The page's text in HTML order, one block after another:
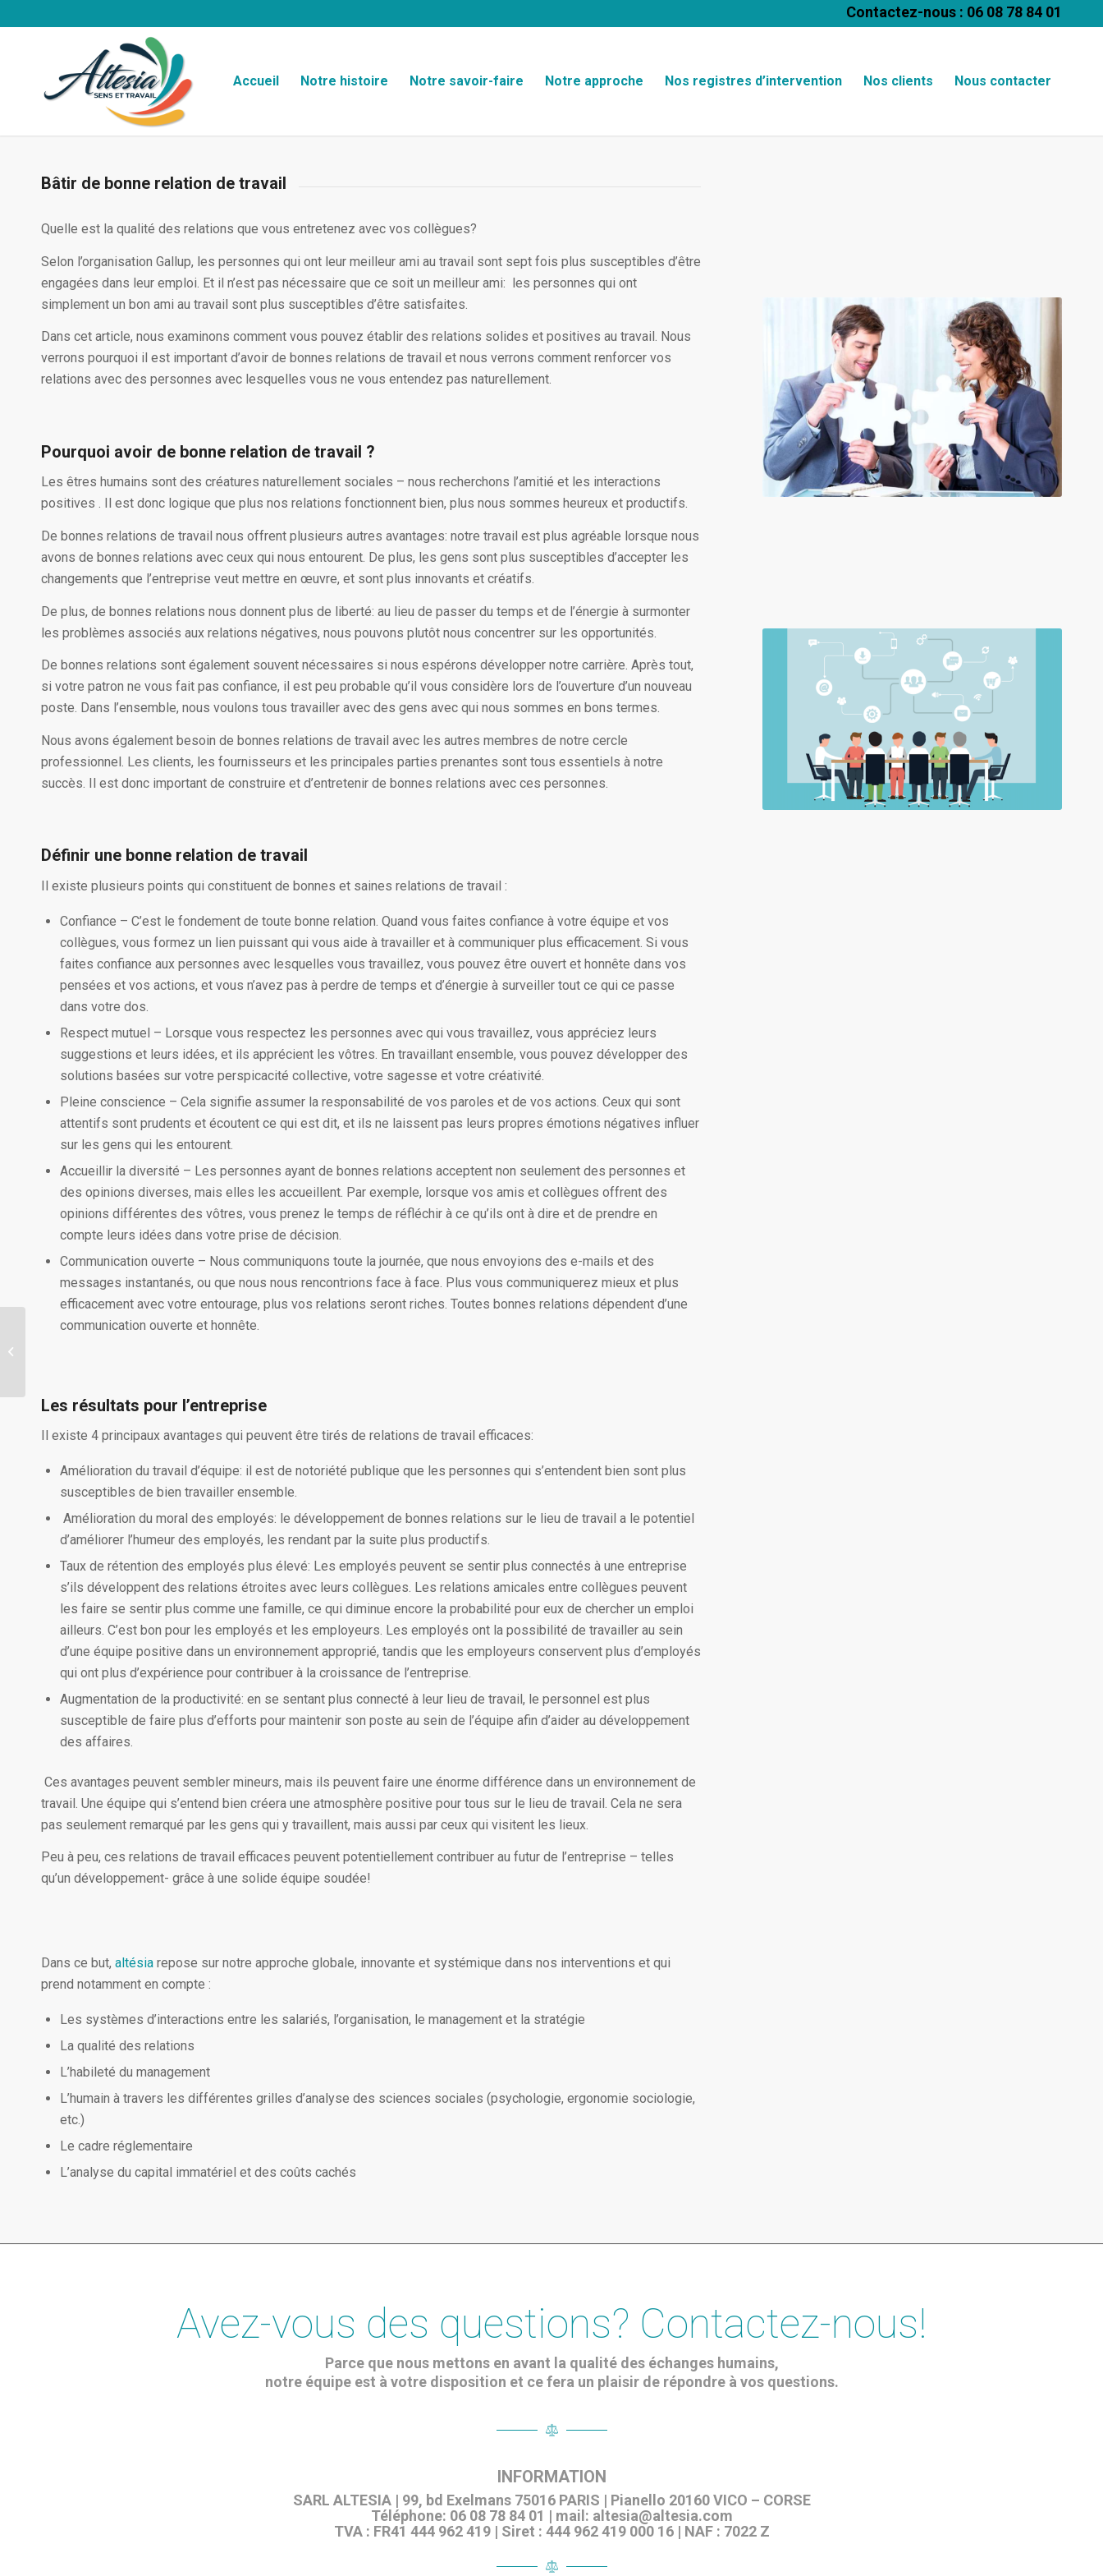
Contactez-nous : 06 08 78 84 01
Accueil Notre histoire Notre savoir-faire Notre approche Nos registres d’intervention Nos clients Nous contacter
Bâtir de bonne relation de travail
Quelle est la qualité des relations que vous entretenez avec vos collègues?
Selon l’organisation Gallup, les personnes qui ont leur meilleur ami au travail sont sept fois plus susceptibles d’être
engagées dans leur emploi. Et il n’est pas nécessaire que ce soit un meilleur ami: les personnes qui ont
simplement un bon ami au travail sont plus susceptibles d’être satisfaites.
Dans cet article, nous examinons comment vous pouvez établir des relations solides et positives au travail. Nous
verrons pourquoi il est important d’avoir de bonnes relations de travail et nous verrons comment renforcer vos
relations avec des personnes avec lesquelles vous ne vous entendez pas naturellement.
Pourquoi avoir de bonne relation de travail ?
Les êtres humains sont des créatures naturellement sociales – nous recherchons l’amitié et les interactions
positives . Il est donc logique que plus nos relations fonctionnent bien, plus nous sommes heureux et productifs.
De bonnes relations de travail nous offrent plusieurs autres avantages: notre travail est plus agréable lorsque nous
avons de bonnes relations avec ceux qui nous entourent. De plus, les gens sont plus susceptibles d’accepter les
changements que l’entreprise veut mettre en œuvre, et sont plus innovants et créatifs.
De plus, de bonnes relations nous donnent plus de liberté: au lieu de passer du temps et de l’énergie à surmonter
les problèmes associés aux relations négatives, nous pouvons plutôt nous concentrer sur les opportunités.
De bonnes relations sont également souvent nécessaires si nous espérons développer notre carrière. Après tout,
si votre patron ne vous fait pas confiance, il est peu probable qu’il vous considère lors de l’ouverture d’un nouveau
poste. Dans l’ensemble, nous voulons tous travailler avec des gens avec qui nous sommes en bons termes.
Nous avons également besoin de bonnes relations de travail avec les autres membres de notre cercle
professionnel. Les clients, les fournisseurs et les principales parties prenantes sont tous essentiels à notre
succès. Il est donc important de construire et d’entretenir de bonnes relations avec ces personnes.
Définir une bonne relation de travail
Il existe plusieurs points qui constituent de bonnes et saines relations de travail :
Confiance – C’est le fondement de toute bonne relation. Quand vous faites confiance à votre équipe et vos
collègues, vous formez un lien puissant qui vous aide à travailler et à communiquer plus efficacement. Si vous
faites confiance aux personnes avec lesquelles vous travaillez, vous pouvez être ouvert et honnête dans vos
pensées et vos actions, et vous n’avez pas à perdre de temps et d’énergie à surveiller tout ce qui ce passe
dans votre dos.
Respect mutuel – Lorsque vous respectez les personnes avec qui vous travaillez, vous appréciez leurs
suggestions et leurs idées, et ils apprécient les vôtres. En travaillant ensemble, vous pouvez développer des
solutions basées sur votre perspicacité collective, votre sagesse et votre créativité.
Pleine conscience – Cela signifie assumer la responsabilité de vos paroles et de vos actions. Ceux qui sont
attentifs sont prudents et écoutent ce qui est dit, et ils ne laissent pas leurs propres émotions négatives influer
sur les gens qui les entourent.
Accueillir la diversité – Les personnes ayant de bonnes relations acceptent non seulement des personnes et
des opinions diverses, mais elles les accueillent. Par exemple, lorsque vos amis et collègues offrent des
opinions différentes des vôtres, vous prenez le temps de réfléchir à ce qu’ils ont à dire et de prendre en
compte leurs idées dans votre prise de décision.
Communication ouverte – Nous communiquons toute la journée, que nous envoyions des e-mails et des
messages instantanés, ou que nous nous rencontrions face à face. Plus vous communiquerez mieux et plus
efficacement avec votre entourage, plus vos relations seront riches. Toutes bonnes relations dépendent d’une
communication ouverte et honnête.
Les résultats pour l’entreprise
Il existe 4 principaux avantages qui peuvent être tirés de relations de travail efficaces:
Amélioration du travail d’équipe: il est de notoriété publique que les personnes qui s’entendent bien sont plus
susceptibles de bien travailler ensemble.
Amélioration du moral des employés: le développement de bonnes relations sur le lieu de travail a le potentiel
d’améliorer l’humeur des employés, les rendant par la suite plus productifs.
Taux de rétention des employés plus élevé: Les employés peuvent se sentir plus connectés à une entreprise
s’ils développent des relations étroites avec leurs collègues. Les relations amicales entre collègues peuvent
les faire se sentir plus comme une famille, ce qui diminue encore la probabilité pour eux de chercher un emploi
ailleurs. C’est bon pour les employés et les employeurs. Les employés ont la possibilité de travailler au sein
d’une équipe positive dans un environnement approprié, tandis que les employeurs conservent plus d’employés
qui ont plus d’expérience pour contribuer à la croissance de l’entreprise.
Augmentation de la productivité: en se sentant plus connecté à leur lieu de travail, le personnel est plus
susceptible de faire plus d’efforts pour maintenir son poste au sein de l’équipe afin d’aider au développement
des affaires.
Ces avantages peuvent sembler mineurs, mais ils peuvent faire une énorme différence dans un environnement de
travail. Une équipe qui s’entend bien créera une atmosphère positive pour tous sur le lieu de travail. Cela ne sera
pas seulement remarqué par les gens qui y travaillent, mais aussi par ceux qui visitent les lieux.
Peu à peu, ces relations de travail efficaces peuvent potentiellement contribuer au futur de l’entreprise – telles
qu’un développement- grâce à une solide équipe soudée!
Dans ce but, altésia repose sur notre approche globale, innovante et systémique dans nos interventions et qui
prend notamment en compte :
Les systèmes d’interactions entre les salariés, l’organisation, le management et la stratégie
La qualité des relations
L’habileté du management
L’humain à travers les différentes grilles d’analyse des sciences sociales (psychologie, ergonomie sociologie,
etc.)
Le cadre réglementaire
L’analyse du capital immatériel et des coûts cachés
Avez-vous des questions? Contactez-nous!
Parce que nous mettons en avant la qualité des échanges humains,
notre équipe est à votre disposition et ce fera un plaisir de répondre à vos questions.
INFORMATION
SARL ALTESIA | 99, bd Exelmans 75016 PARIS | Pianello 20160 VICO – CORSE
Téléphone: 06 08 78 84 01 | mail: altesia@altesia.com
TVA : FR41 444 962 419 | Siret : 444 962 419 000 16 | NAF : 7022 Z